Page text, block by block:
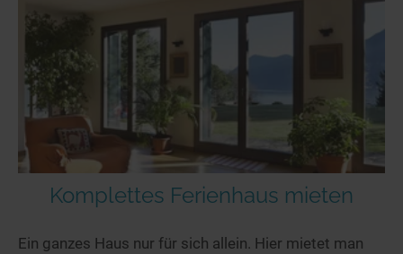
Komplettes Ferienhaus mieten
Ein ganzes Haus nur für sich allein. Hier mietet man